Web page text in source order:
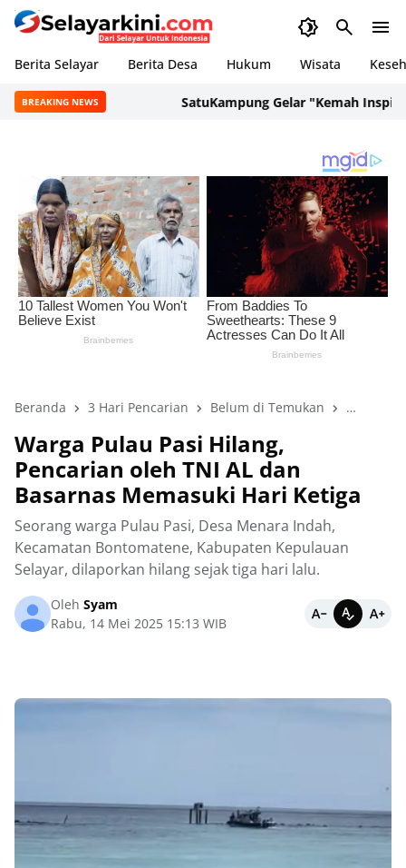
Berita Selayar Berita Desa Hukum Wisata
BREAKING NEWS SatuKampung Gelar "Kemah
Beranda 3 Hari Pencarian Belum di Temukan Peristiwa
Warga Pulau Pasi Hilang,
Pencarian oleh TNI AL dan
Basarnas Memasuki Hari Ketiga
Seorang warga Pulau Pasi, Desa Menara Indah,
Kecamatan Bontomatene, Kabupaten Kepulauan
Selayar, dilaporkan hilang sejak tiga hari lalu.
Oleh Syam
Rabu, 14 Mei 2025 15:13 WIB